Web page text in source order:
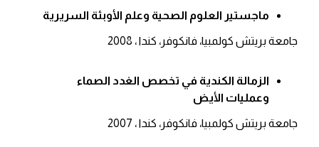
ماجستير العلوم الصحية وعلم الأوبئة السريرية
جامعة بريتش كولمبيا، فانكوفر، كندا ، 2008
الزمالة الكندية في تخصص الغدد الصماء
وعمليات الأيض
جامعة بريتش كولمبيا، فانكوفر، كندا ، 2007